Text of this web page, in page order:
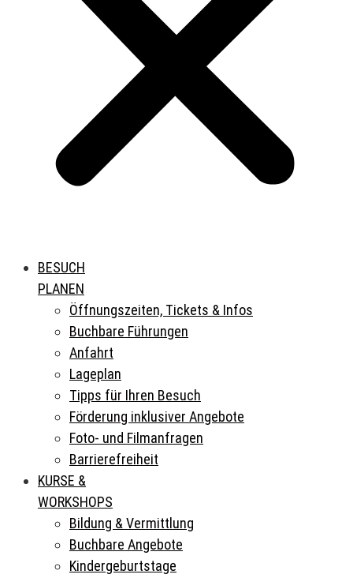
BESUCH
PLANEN
Öffnungszeiten, Tickets & Infos
Buchbare Führungen
Anfahrt
Lageplan
Tipps für Ihren Besuch
Förderung inklusiver Angebote
Foto- und Filmanfragen
Barrierefreiheit
KURSE &
WORKSHOPS
Bildung & Vermittlung
Buchbare Angebote
Kindergeburtstage